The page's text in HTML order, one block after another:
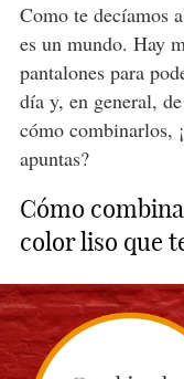
Como te decíamos
es un mundo. Hay
pantalones para
día y, en general,
cómo combinarlos,
apuntas?
Cómo
color liso que